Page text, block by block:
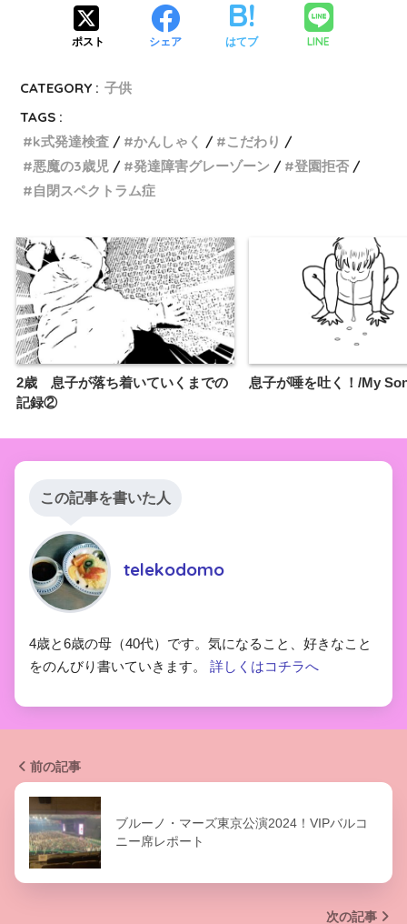
ポスト シェア はてブ LINE
CATEGORY : 子供
TAGS :
k式発達検査
かんしゃく
こだわり
悪魔の3歳児
発達障害グレーゾーン
登園拒否
自閉スペクトラム症
2歳 息子が落ち着いていくまでの
記録②
息子が唾を吐く！/My
この記事を書いた人
telekodomo
4歳と6歳の母（40代）です。気になること、好きなこと
をのんびり書いていきます。 詳しくはコチラへ
前の記事
ブルーノ・マーズ東京公演2024！VIPバルコ
ニー席レポート
次の記事